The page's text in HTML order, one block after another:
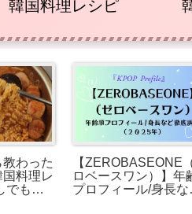
韓国料理レシピ
わった
国料理レ
でも本
【ZEROBASEONE
ロベースワン）】年
プロフィール/身長な